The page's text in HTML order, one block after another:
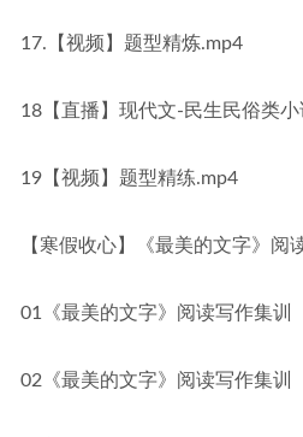
17.【视频】题型精炼.mp4
18【直播】现代文-民生民俗类
19【视频】题型精练.mp4
【寒假收心】《最美的文字》阅
01《最美的文字》阅读写作集训
02《最美的文字》阅读写作集训